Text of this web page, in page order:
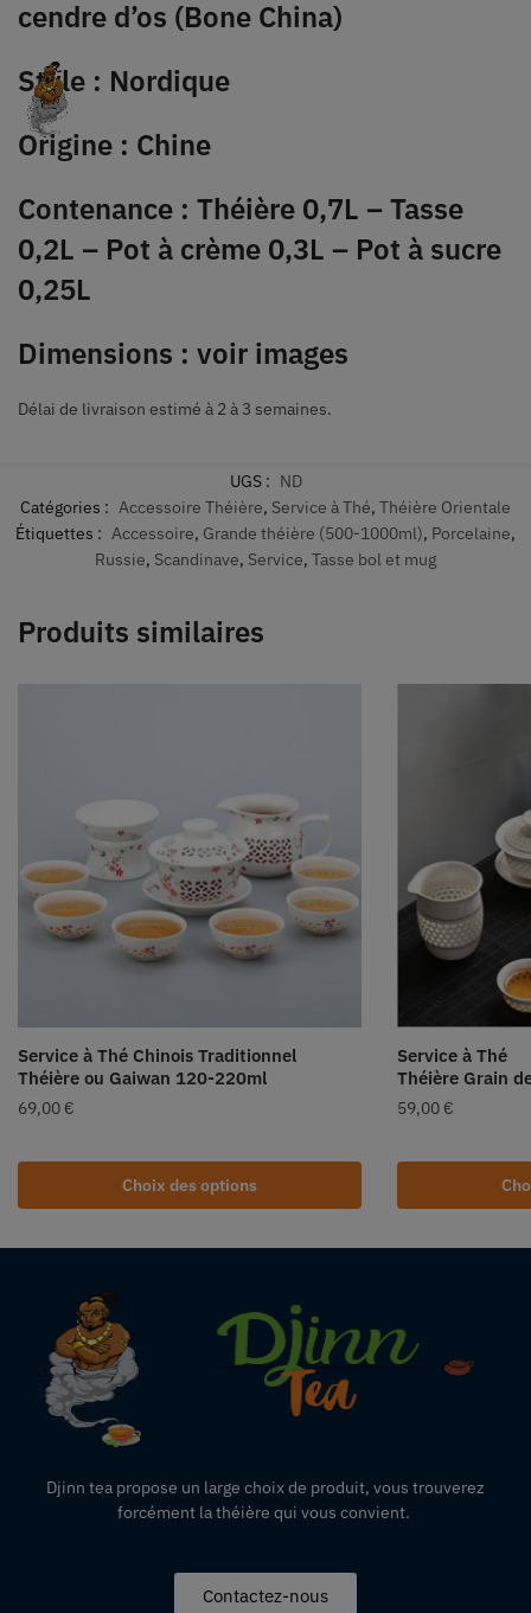
cendre d’os (Bone China)
Style : Nordique
Origine : Chine
Contenance : Théière 0,7L – Tasse
0,2L – Pot à crème 0,3L – Pot à sucre
0,25L
Dimensions : voir images
Délai de livraison estimé à 2 à 3 semaines.
UGS : ND
Catégories : Accessoire Théière, Service à Thé, Théière Orientale
Étiquettes : Accessoire, Grande théière (500-1000ml), Porcelaine,
Russie, Scandinave, Service, Tasse bol et mug
Produits similaires
Service à Thé Chinois Traditionnel
Théière ou Gaiwan 120-220ml
69,00 €
Choix des options
Service à Thé
Théière Grain
59,00 €
Djinn tea propose un large choix de produit, vous trouverez
forcément la théière qui vous convient.
Contactez-nous